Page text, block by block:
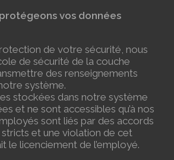
vos données
de votre sécurité, nous
de sécurité de la couche
des renseignements
système.
stockées dans notre système
et ne sont accessibles qu’à nos
sont liés par des accords
et une violation de cet
le licenciement de l’employé.